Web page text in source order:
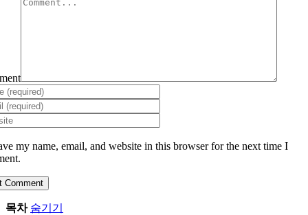
my name, email, and website in this browser for the next time I
목차 숨기기